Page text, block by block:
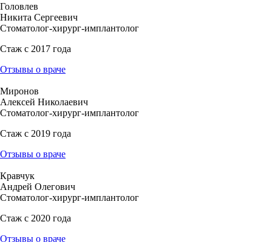
Головлев
Никита Сергеевич
Стоматолог-хирург-имплантолог
Стаж с 2017 года
Отзывы о враче
Миронов
Алексей Николаевич
Стоматолог-хирург-имплантолог
Стаж с 2019 года
Отзывы о враче
Кравчук
Андрей Олегович
Стоматолог-хирург-имплантолог
Стаж с 2020 года
Отзывы о враче